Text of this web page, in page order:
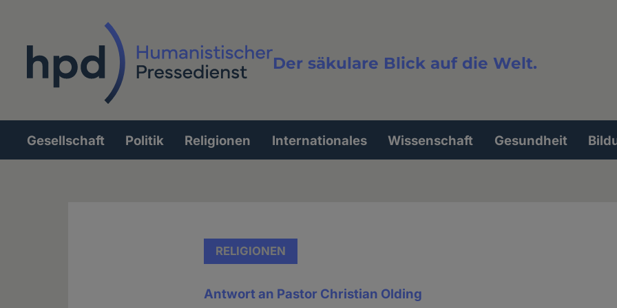
Der säkulare Blick auf die Welt.
Volltextsuche
Hauptnavigation
Gesellschaft Politik Religionen Internationales Wissenschaft Gesundheit
RELIGIONEN
Antwort an Pastor Christian Olding